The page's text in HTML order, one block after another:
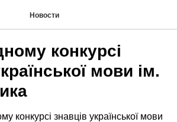
Новости
конкурсі
мови ім.
конкурсі знавців української мови